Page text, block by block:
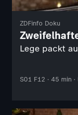
ZDFinfo Doku
Lege packt
S01 F12 · 45 min ·